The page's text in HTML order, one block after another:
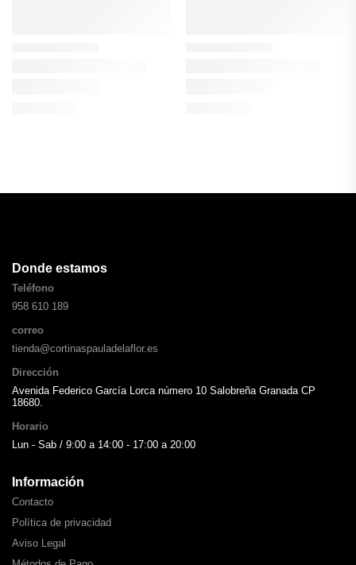
Donde estamos
Teléfono
958 610 189
correo
tienda@cortinaspauladelaflor.es
Dirección
Avenida Federico García Lorca número 10 Salobreña Granada CP
18680.
Horario
Lun - Sab / 9:00 a 14:00 - 17:00 a 20:00
Información
Contacto
Política de privacidad
Aviso Legal